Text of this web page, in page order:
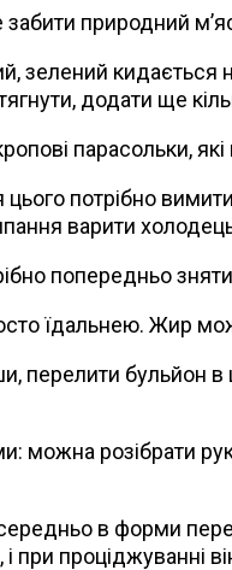
природний
кидається
додати ще
парасольки,
потрібно
варити
попередньо
їдальнею. Жир
бульйон
розібрати
в форми
при проціджуванні